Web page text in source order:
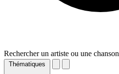
Rechercher un artiste ou une chanson
Thématiques